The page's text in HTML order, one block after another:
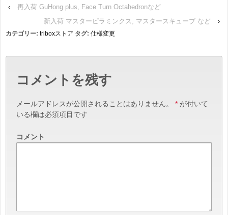
‹
再入荷 GuHong plus, Face Turn Octahedronなど
新入荷 マスターピラミンクス, マスタースキューブ など
›
カテゴリー: triboxストア タグ: 仕様変更
コメントを残す
メールアドレスが公開されることはありません。 * が付いて
いる欄は必須項目です
コメント